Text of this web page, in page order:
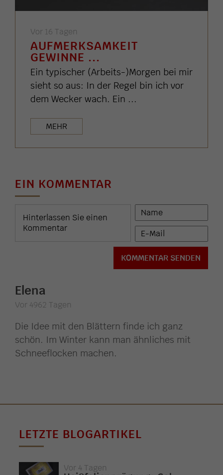
Vor 16 Tagen
AUFMERKSAMKEIT
GEWINNE ...
Ein typischer (Arbeits-)Morgen bei mir
sieht so aus: In der Regel bin ich vor
dem Wecker wach. Ein ...
MEHR
EIN KOMMENTAR
Elena
Vor 4962 Tagen
Die Idee mit den Blättern finde ich ganz
schön. Im Winter kann man ähnliches mit
Schneeflocken machen.
LETZTE BLOGARTIKEL
Vor 4 Tagen